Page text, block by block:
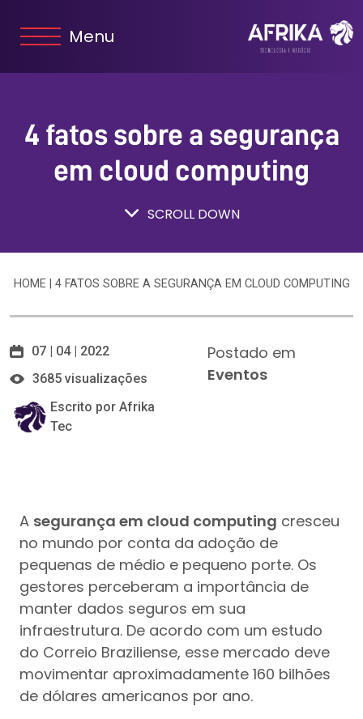
Menu
4 fatos sobre a segurança
em cloud computing
SCROLL DOWN
HOME| 4 FATOS SOBRE A SEGURANÇA EM CLOUD COMPUTING
07 | 04 | 2022
3685 visualizações
Escrito por Afrika
Tec
Postado em
Eventos
A segurança em cloud computing cresceu
no mundo por conta da adoção de
pequenas de médio e pequeno porte. Os
gestores perceberam a importância de
manter dados seguros em sua
infraestrutura. De acordo com um estudo
do Correio Braziliense, esse mercado deve
movimentar aproximadamente 160 bilhões
de dólares americanos por ano.